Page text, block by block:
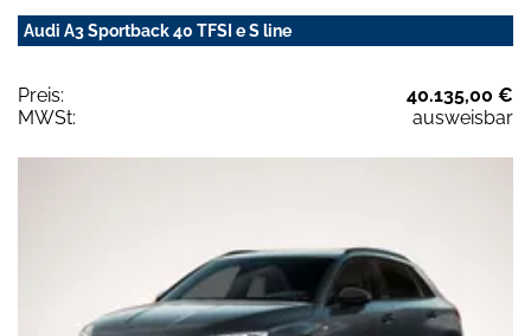
Audi A3 Sportback 40 TFSI e S line
Preis:
40.135,00 €
MWSt:
ausweisbar